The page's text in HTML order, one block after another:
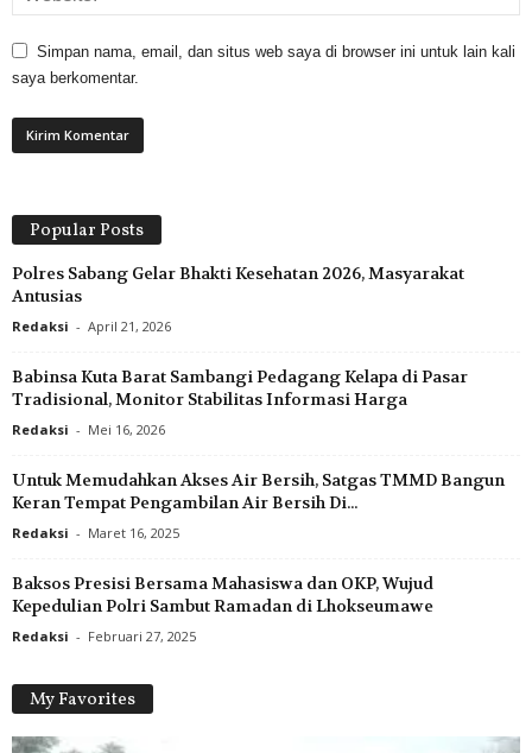
Simpan nama, email, dan situs web saya di browser ini untuk lain kali
saya berkomentar.
Popular Posts
Polres Sabang Gelar Bhakti Kesehatan 2026, Masyarakat
Antusias
Redaksi - April 21, 2026
Babinsa Kuta Barat Sambangi Pedagang Kelapa di Pasar
Tradisional, Monitor Stabilitas Informasi Harga
Redaksi - Mei 16, 2026
Untuk Memudahkan Akses Air Bersih, Satgas TMMD Bangun
Keran Tempat Pengambilan Air Bersih Di...
Redaksi - Maret 16, 2025
Baksos Presisi Bersama Mahasiswa dan OKP, Wujud
Kepedulian Polri Sambut Ramadan di Lhokseumawe
Redaksi - Februari 27, 2025
My Favorites